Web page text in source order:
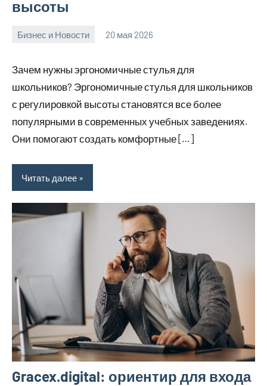
высоты
Бизнес и Новости 20 мая 2026
Зачем нужны эргономичные стулья для
школьников? Эргономичные стулья для школьников
с регулировкой высоты становятся все более
популярными в современных учебных заведениях.
Они помогают создать комфортные […]
Читать далее
Gracex.digital: ориентир для входа